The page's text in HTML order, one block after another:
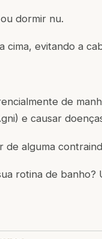
dormir nu.
cima, evitando a
de
e causar
alguma
rotina de banho?